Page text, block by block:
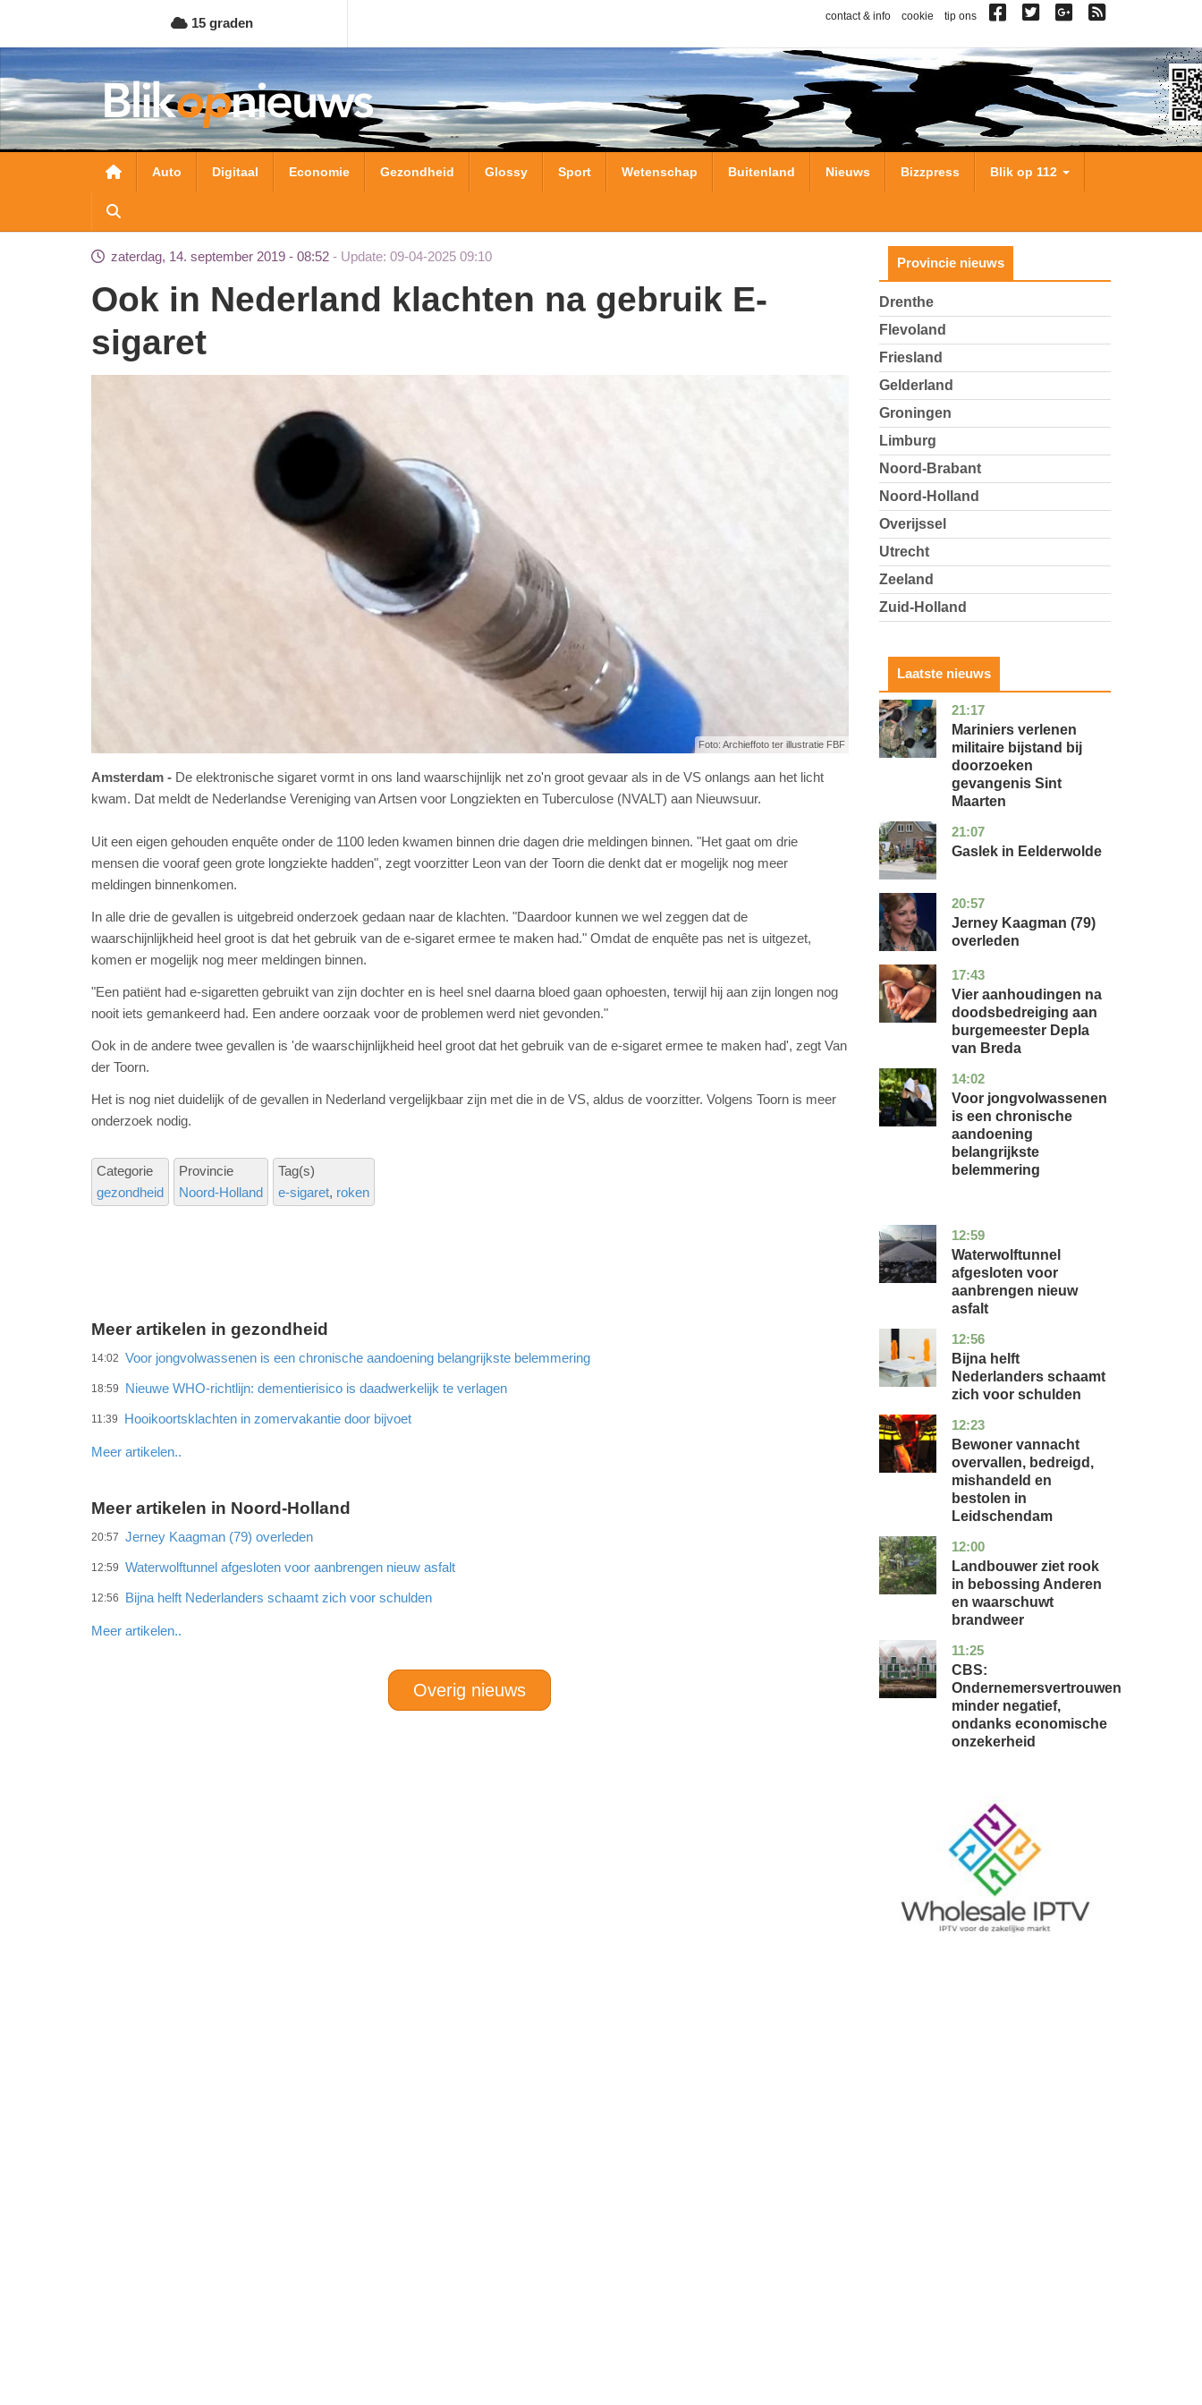
naar
de
inhoud
gaan
15 graden contact & info cookie tip ons
Hoofdnavigatie
Auto Digitaal Economie Gezondheid Glossy Sport Wetenschap Buitenland Nieuws Bizzpress Blik op 112
zaterdag, 14. september 2019 - 08:52 Update: 09-04-2025 09:10
Ook in Nederland klachten na gebruik E-
sigaret
Foto: Archieffoto ter illustratie FBF
Amsterdam
De elektronische sigaret vormt in ons land waarschijnlijk net zo'n groot gevaar als in de VS onlangs aan het licht
kwam. Dat meldt de Nederlandse Vereniging van Artsen voor Longziekten en Tuberculose (NVALT) aan Nieuwsuur.
Uit een eigen gehouden enquête onder de 1100 leden kwamen binnen drie dagen drie meldingen binnen. "Het gaat om drie
mensen die vooraf geen grote longziekte hadden", zegt voorzitter Leon van der Toorn die denkt dat er mogelijk nog meer
meldingen binnenkomen.
In alle drie de gevallen is uitgebreid onderzoek gedaan naar de klachten. "Daardoor kunnen we wel zeggen dat de
waarschijnlijkheid heel groot is dat het gebruik van de e-sigaret ermee te maken had." Omdat de enquête pas net is uitgezet,
komen er mogelijk nog meer meldingen binnen.
"Een patiënt had e-sigaretten gebruikt van zijn dochter en is heel snel daarna bloed gaan ophoesten, terwijl hij aan zijn longen nog
nooit iets gemankeerd had. Een andere oorzaak voor de problemen werd niet gevonden."
Ook in de andere twee gevallen is 'de waarschijnlijkheid heel groot dat het gebruik van de e-sigaret ermee te maken had', zegt Van
der Toorn.
Het is nog niet duidelijk of de gevallen in Nederland vergelijkbaar zijn met die in de VS, aldus de voorzitter. Volgens Toorn is meer
onderzoek nodig.
Categorie
gezondheid
Provincie
Noord-Holland
Tag(s)
e-sigaret roken
Meer artikelen in gezondheid
14:02 Voor jongvolwassenen is een chronische aandoening belangrijkste belemmering
18:59 Nieuwe WHO-richtlijn: dementierisico is daadwerkelijk te verlagen
11:39 Hooikoortsklachten in zomervakantie door bijvoet
Meer artikelen..
Meer artikelen in Noord-Holland
20:57 Jerney Kaagman (79) overleden
12:59 Waterwolftunnel afgesloten voor aanbrengen nieuw asfalt
12:56 Bijna helft Nederlanders schaamt zich voor schulden
Meer artikelen..
Overig nieuws
Provincie nieuws
Drenthe
Flevoland
Friesland
Gelderland
Groningen
Limburg
Noord-Brabant
Noord-Holland
Overijssel
Utrecht
Zeeland
Zuid-Holland
Laatste nieuws
21:17
buitenland
Mariniers verlenen
militaire bijstand bij
doorzoeken
gevangenis Sint
Maarten
21:07
drenthe
nieuws
Gaslek in Eelderwolde
20:57
noord-
glossy
Jerney Kaagman (79)
overleden
17:43
noord-
brabant
nieuws
Vier aanhoudingen na
doodsbedreiging aan
burgemeester Depla
van Breda
14:02
utrecht
gezondheid
Voor jongvolwassenen
is een chronische
aandoening
belangrijkste
belemmering
12:59
noord-
holland
nieuws
Waterwolftunnel
afgesloten voor
aanbrengen nieuw
asfalt
12:56
noord-
holland
economie
Bijna helft
Nederlanders schaamt
zich voor schulden
12:23
zuid-
holland
nieuws
Bewoner vannacht
overvallen, bedreigd,
mishandeld en
bestolen in
Leidschendam
12:00
drenthe
nieuws
Landbouwer ziet rook
in bebossing Anderen
en waarschuwt
brandweer
11:25
zuid-
holland
economie
CBS:
Ondernemersvertrouwen
minder negatief,
ondanks economische
onzekerheid